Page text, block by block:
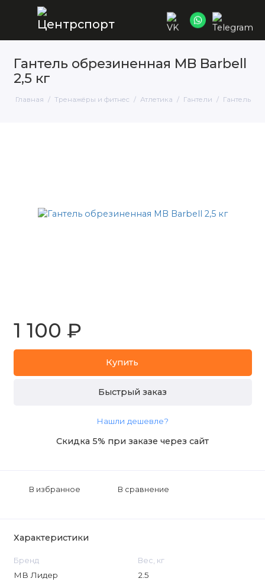
Гантель обрезиненная MB Barbell
2,5 кг
Главная Тренажёры и фитнес Атлетика Гантели Гантель
1 100 ₽
Купить
Быстрый заказ
Нашли дешевле?
Скидка 5% при заказе через сайт
В избранное В сравнение
Характеристики
Бренд
МВ Лидер
Вес, кг
2.5